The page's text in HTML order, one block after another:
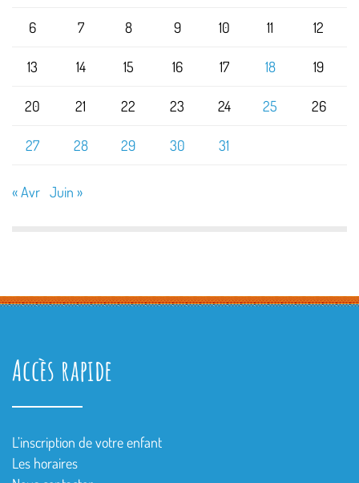
6 7 8 9 10 11 12
13 14 15 16 17 18 19
20 21 22 23 24 25 26
27 28 29 30 31
« Avr Juin »
Accès rapide
L’inscription de votre enfant
Les horaires